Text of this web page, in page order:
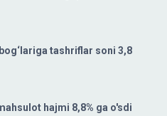
tashriflar soni 3,8
hajmi 8,8% ga o'sdi